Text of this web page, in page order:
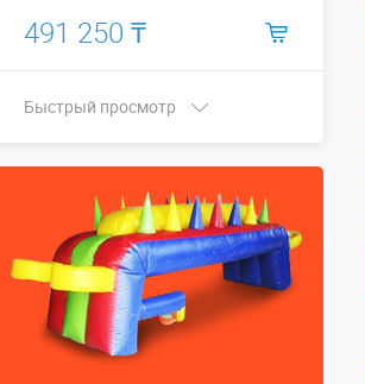
491 250 ₸
Быстрый просмотр
Больше деталей →
Смотреть видео
Купить в 1 клик